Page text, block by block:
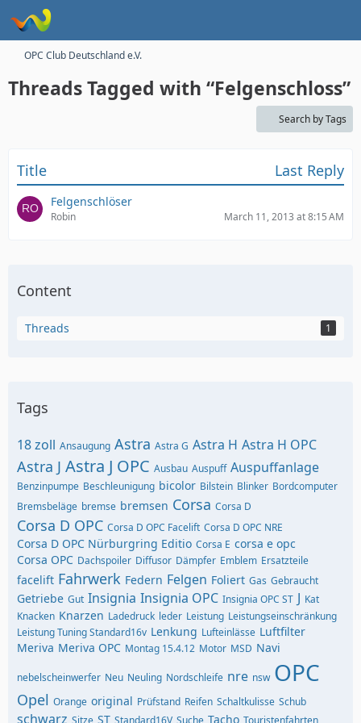
OPC Club Deutschland e.V.
Threads Tagged with “Felgenschloss”
Search by Tags
Title Last Reply
Felgenschlöser
Robin March 11, 2013 at 8:15 AM
Content
Threads 1
Tags
18 zoll Ansaugung Astra Astra G Astra H Astra H OPC
Astra J Astra J OPC Ausbau Auspuff Auspuffanlage
Benzinpumpe Beschleunigung bicolor Bilstein Blinker Bordcomputer
Bremsbeläge bremse bremsen Corsa Corsa D
Corsa D OPC Corsa D OPC Facelift Corsa D OPC NRE
Corsa D OPC Nürburgring Editio Corsa E corsa e opc
Corsa OPC Dachspoiler Diffusor Dämpfer Emblem Ersatzteile
facelift Fahrwerk Federn Felgen Foliert Gas Gebraucht
Getriebe Gut Insignia Insignia OPC Insignia OPC ST J Kat
Knacken Knarzen Ladedruck leder Leistung Leistungseinschränkung
Leistung Tuning Standard16v Lenkung Lufteinlässe Luftfilter
Meriva Meriva OPC Montag 15.4.12 Motor MSD Navi
nebelscheinwerfer Neu Neuling Nordschleife nre nsw OPC
Opel Orange original Prüfstand Reifen Schaltkulisse Schub
schwarz Sitze ST Standard16V Suche Tacho Touristenfahrten